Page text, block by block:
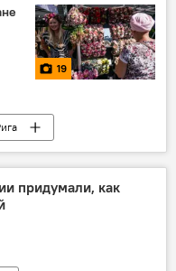
19
рождения
придумали, как